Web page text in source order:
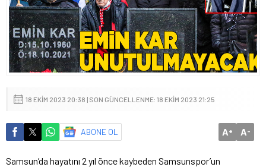
18 EKIM 2023 20:38 | SON GÜNCELLENME: 18 EKIM 2023 21:25
ABONE OL A+ A-
Samsun’da hayatını 2 yıl önce kaybeden Samsunspor’un